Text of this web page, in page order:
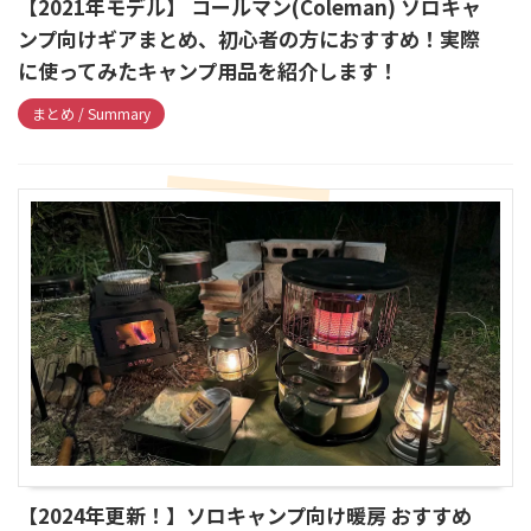
【2021年モデル】 コールマン(Coleman) ソロキャ
ンプ向けギアまとめ、初心者の方におすすめ！実際
に使ってみたキャンプ用品を紹介します！
まとめ / Summary
【2024年更新！】ソロキャンプ向け暖房 おすすめ